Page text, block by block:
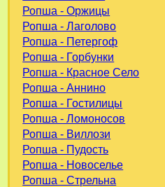
Ропша - Оржицы
Ропша - Лаголово
Ропша - Петергоф
Ропша - Горбунки
Ропша - Красное Село
Ропша - Аннино
Ропша - Гостилицы
Ропша - Ломоносов
Ропша - Виллози
Ропша - Пудость
Ропша - Новоселье
Ропша - Стрельна